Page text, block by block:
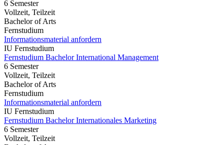
6 Semester
Vollzeit, Teilzeit
Bachelor of Arts
Fernstudium
Informationsmaterial anfordern
IU Fernstudium
Fernstudium Bachelor International Management
6 Semester
Vollzeit, Teilzeit
Bachelor of Arts
Fernstudium
Informationsmaterial anfordern
IU Fernstudium
Fernstudium Bachelor Internationales Marketing
6 Semester
Vollzeit, Teilzeit